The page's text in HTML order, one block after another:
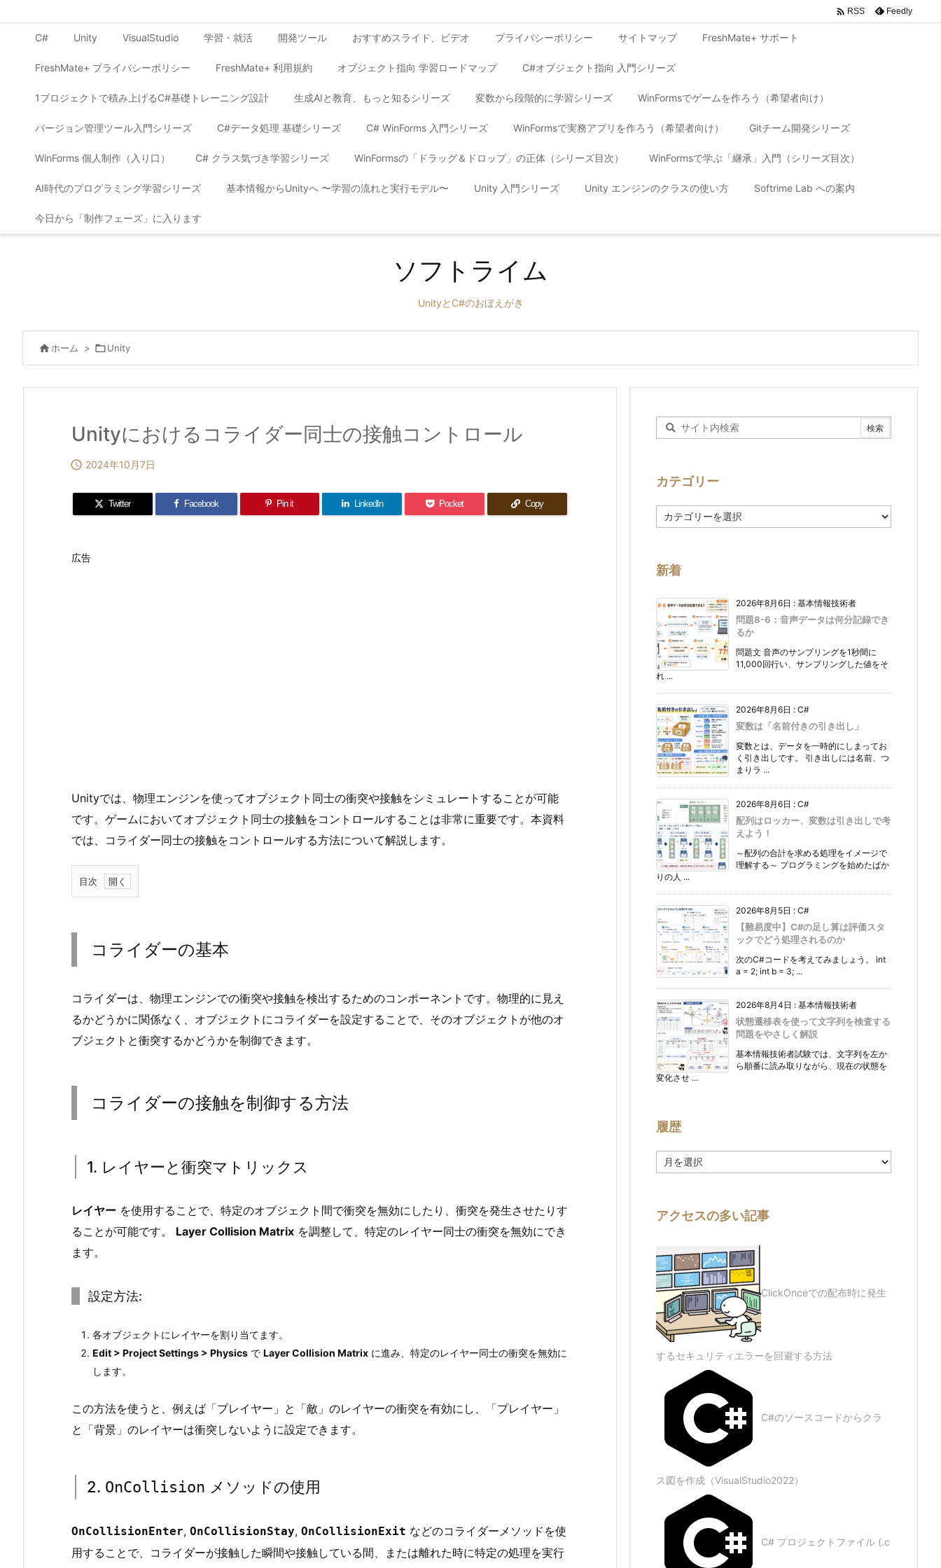
C# Unity VisualStudio 学習・就活 開発ツール おすすめスライド、ビデオ プライバシーポリシー サイトマップ FreshMate+ サポート
FreshMate+ プライバシーポリシー FreshMate+ 利用規約 オブジェクト指向 学習ロードマップ C#オブジェクト指向 入門シリーズ
1プロジェクトで積み上げるC#基礎トレーニング設計 生成AIと教育、もっと知るシリーズ 変数から段階的に学習シリーズ WinFormsでゲームを作ろう（希望者向け）
バージョン管理ツール入門シリーズ C#データ処理 基礎シリーズ C# WinForms 入門シリーズ WinFormsで実務アプリを作ろう（希望者向け） Gitチーム開発シリーズ
WinForms 個人制作（入り口） C# クラス気づき学習シリーズ WinFormsの「ドラッグ＆ドロップ」の正体（シリーズ目次） WinFormsで学ぶ「継承」入門（シリーズ目次）
AI時代のプログラミング学習シリーズ 基本情報からUnityへ 〜学習の流れと実行モデル〜 Unity 入門シリーズ Unity エンジンのクラスの使い方 Softrime Lab への案内
今日から「制作フェーズ」に入ります
 RSS Feedly
ソフトライム
UnityとC#のおぼえがき
 ホーム > Unity
Unityにおけるコライダー同士の接触コントロール
 2024年10月7日
Twitter Facebook Pin it LinkedIn Pocket Copy
広告
Unityでは、物理エンジンを使ってオブジェクト同士の衝突や接触をシミュレートすることが可能
です。ゲームにおいてオブジェクト同士の接触をコントロールすることは非常に重要です。本資料
では、コライダー同士の接触をコントロールする方法について解説します。
目次
1.
イ
基
本
ラ
の
触
を
制
る
法
2.
1.
レ
イ
と
ト
コライダーの基本
コライダーは、物理エンジンでの衝突や接触を検出するためのコンポーネントです。物理的に見え
るかどうかに関係なく、オブジェクトにコライダーを設定することで、そのオブジェクトが他のオ
ブジェクトと衝突するかどうかを制御できます。
コライダーの接触を制御する方法
1. レイヤーと衝突マトリックス
レイヤー を使用することで、特定のオブジェクト間で衝突を無効にしたり、衝突を発生させたりす
ることが可能です。 Layer Collision Matrix を調整して、特定のレイヤー同士の衝突を無効にでき
ます。
設定方法:
各オブジェクトにレイヤーを割り当てます。
Edit > Project Settings > Physics で Layer Collision Matrix に進み、特定のレイヤー同士の衝突を無効に
します。
この方法を使うと、例えば「プレイヤー」と「敵」のレイヤーの衝突を有効にし、「プレイヤー」
と「背景」のレイヤーは衝突しないように設定できます。
2. OnCollision メソッドの使用
OnCollisionEnter, OnCollisionStay, OnCollisionExit などのコライダーメソッドを使
用することで、コライダーが接触した瞬間や接触している間、または離れた時に特定の処理を実行
カテゴリー
テ
ー
新着
2026年8月6日 : 基本情報技術者
問題8-6：音声データは何分記録でき
るか
問題文 音声のサンプリングを1秒間に
11,000回行い、サンプリングした値をそ
れ ...
2026年8月6日 : C#
変数は「名前付きの引き出し」
変数とは、データを一時的にしまってお
く引き出しです。 引き出しには名前、つ
まりラ ...
2026年8月6日 : C#
配列はロッカー、変数は引き出しで考
えよう！
～配列の合計を求める処理をイメージで
理解する～ プログラミングを始めたばか
りの人 ...
2026年8月5日 : C#
【難易度中】C#の足し算は評価スタ
ックでどう処理されるのか
次のC#コードを考えてみましょう。 int
a = 2; int b = 3; ...
2026年8月4日 : 基本情報技術者
状態遷移表を使って文字列を検査する
問題をやさしく解説
基本情報技術者試験では、文字列を左か
ら順番に読み取りながら、現在の状態を
変化させ ...
履歴
歴
アクセスの多い記事
ClickOnceでの配布時に発生
するセキュリティエラーを回避する方法
C#のソースコードからクラ
ス図を作成（VisualStudio2022）
C# プロジェクトファイル (.c